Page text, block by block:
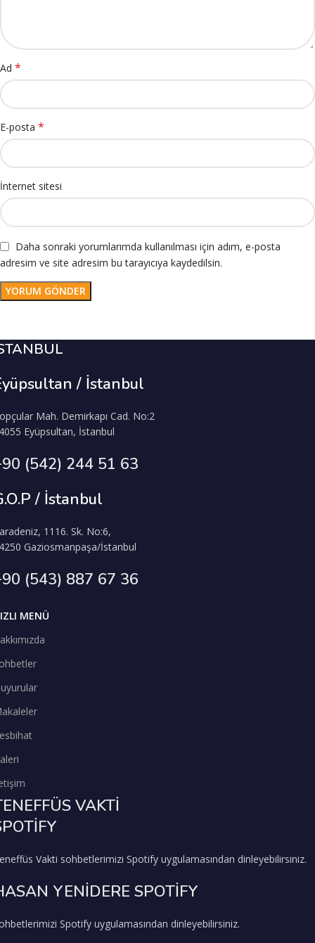
Ad *
E-posta *
İnternet sitesi
Daha sonraki yorumlarımda kullanılması için adım, e-posta
adresim ve site adresim bu tarayıcıya kaydedilsin.
/ İstanbul
Mah. Demirkapı Cad. No:2
Eyüpsultan, İstanbul
(542) 244 51 63
/ İstanbul
1116. Sk. No:6,
Gaziosmanpaşa/İstanbul
(543) 887 67 36
MENÜ
VAKTİ
Vakti sohbetlerimizi Spotify uygulamasından dinleyebilirsiniz.
YENİDERE SPOTİFY
Spotify uygulamasından dinleyebilirsiniz.